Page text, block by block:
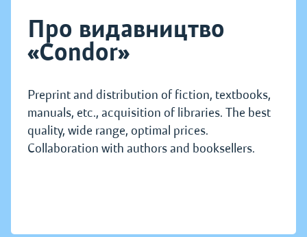
Про видавництво
«Condor»
Preprint and distribution of fiction, textbooks,
manuals, etc., acquisition of libraries. The best
quality, wide range, optimal prices.
Collaboration with authors and booksellers.